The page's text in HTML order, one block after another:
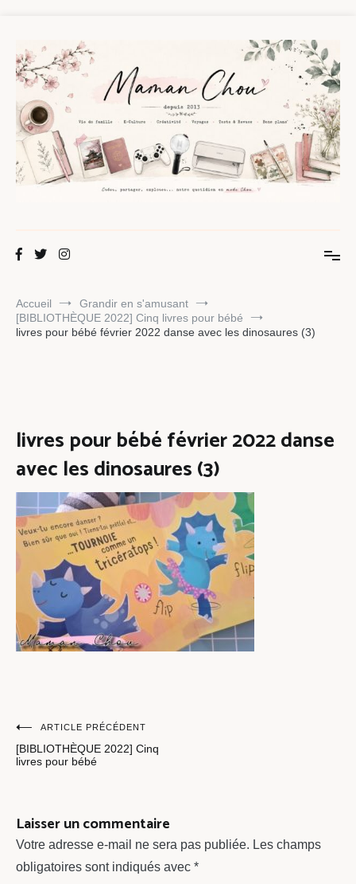
contenu
Maman Chou
Accueil
Grandir en s'amusant
[BIBLIOTHÈQUE 2022] Cinq livres pour bébé
livres pour bébé février 2022 danse avec les dinosaures (3)
livres pour bébé février 2022 danse
avec les dinosaures (3)
Navigation
de
ARTICLE PRÉCÉDENT
[BIBLIOTHÈQUE 2022] Cinq
livres pour bébé
Laisser un commentaire
Votre adresse e-mail ne sera pas publiée. Les champs
obligatoires sont indiqués avec *